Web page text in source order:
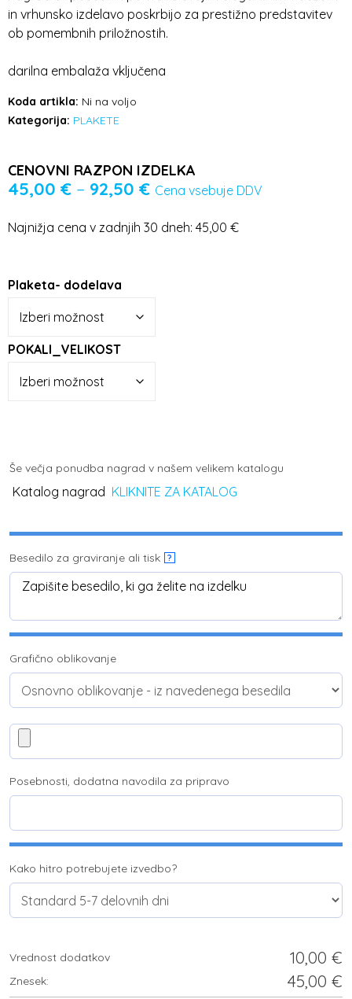
in vrhunsko izdelavo poskrbijo za prestižno predstavitev
ob pomembnih priložnostih.
darilna embalaža vključena
Koda artikla: Ni na voljo
Kategorija: PLAKETE
CENOVNI RAZPON IZDELKA
45,00 € – 92,50 € Cena vsebuje DDV
Najnižja cena v zadnjih 30 dneh: 45,00 €
Plaketa- dodelava
POKALI_VELIKOST
Še večja ponudba nagrad v našem velikem katalogu
Katalog nagrad KLIKNITE ZA KATALOG
Besedilo za graviranje ali tisk ?
Grafično oblikovanje
Posebnosti, dodatna navodila za pripravo
Kako hitro potrebujete izvedbo?
Vrednost dodatkov 10,00 €
Znesek: 45,00 €